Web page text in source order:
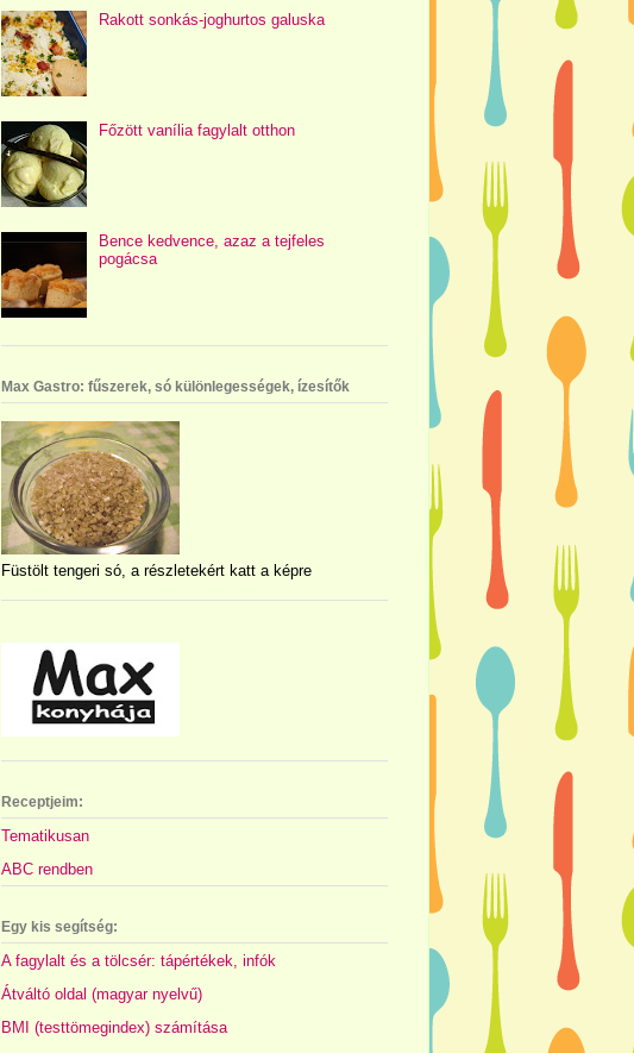
Rakott sonkás-joghurtos galuska
Főzött vanília fagylalt otthon
Bence kedvence, azaz a tejfeles
pogácsa
Max Gastro: fűszerek, só különlegességek, ízesítők
Füstölt tengeri só, a részletekért katt a képre
Receptjeim:
Tematikusan
ABC rendben
Egy kis segítség:
A fagylalt és a tölcsér: tápértékek, infók
Átváltó oldal (magyar nyelvű)
BMI (testtömegindex) számítása